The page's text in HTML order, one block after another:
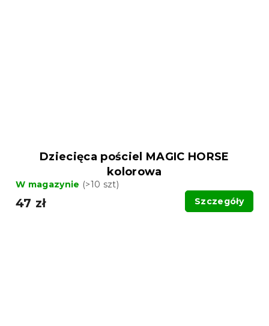
Dziecięca pościel MAGIC HORSE
kolorowa
W magazynie (>10 szt)
47 zł Szczegóły